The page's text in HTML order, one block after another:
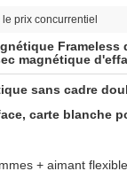
prix concurrentiel
Frameless
magnétique
sans cadre
carte blanche
+ aimant